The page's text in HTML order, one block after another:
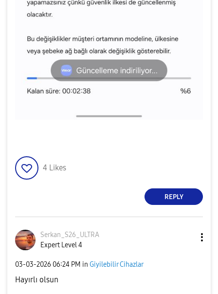
4 Likes
REPLY
Serkan_S26_ULTRA
Expert Level 4
‎03-03-2026 06:24 PM in Giyilebilir Cihazlar
Hayırlı olsun